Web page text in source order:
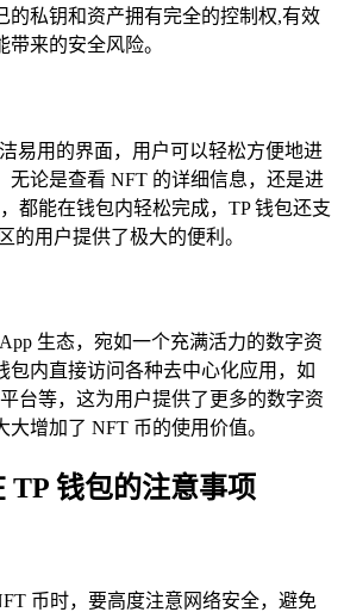
的私钥和资产拥有完全的控制权,有效
来的安全风险。
易用的界面，用户可以轻松方便地进
无论是查看 NFT 的详细信息，还是进
都能在钱包内轻松完成，TP 钱包还支
的用户提供了极大的便利。
生态，宛如一个充满活力的数字资
包内直接访问各种去中心化应用，如
台等，这为用户提供了更多的数字资
增加了 NFT 币的使用价值。
TP 钱包的注意事项
币时，要高度注意网络安全，避免